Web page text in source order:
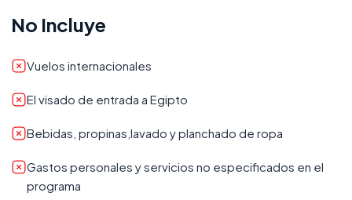
No Incluye
Vuelos internacionales
El visado de entrada a Egipto
Bebidas, propinas,lavado y planchado de ropa
Gastos personales y servicios no especificados en el
programa